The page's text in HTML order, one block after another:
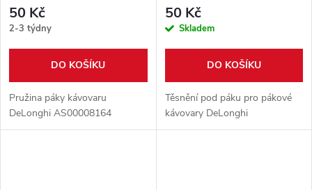
50 Kč
2-3 týdny
DO KOŠÍKU
Pružina páky kávovaru
DeLonghi AS00008164
50 Kč
Skladem
DO KOŠÍKU
Těsnění pod páku pro pákové
kávovary DeLonghi